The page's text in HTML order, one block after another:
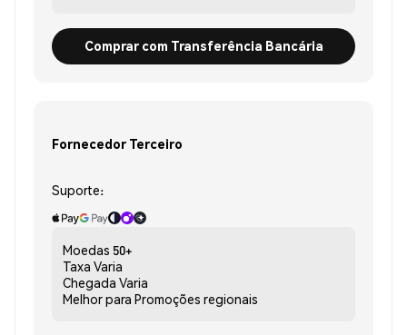
Comprar com Transferência Bancária
Fornecedor Terceiro
Suporte:
Moedas 50+
Taxa Varia
Chegada Varia
Melhor para Promoções regionais